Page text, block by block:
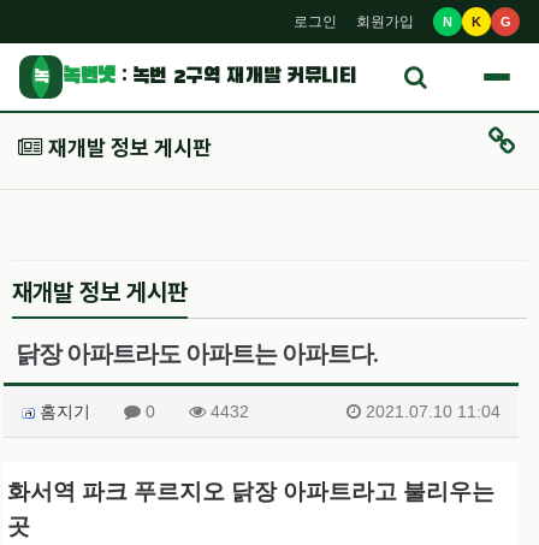
로그인 회원가입 N K G
녹 녹번넷: 녹번 2구역 재개발 커뮤니티
재개발 정보 게시판
재개발 정보 게시판
닭장 아파트라도 아파트는 아파트다.
홈지기 0 4432 2021.07.10 11:04
화서역 파크 푸르지오 닭장 아파트라고 불리우는
곳